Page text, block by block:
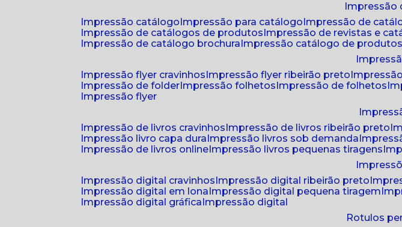
impressão
impressão catálogo impressão para catálogo impressão de
impressão de catálogos de produtos impressão de revistas e
impressão de catálogo brochura impressão catálogo de produtos
impressão flyer cravinhos impressão flyer ribeirão preto
impressão de folder impressão folhetos impressão de folhetos
impressão flyer
impressão de livros cravinhos impressão de livros ribeirão preto
impressão livro capa dura impressão livros sob demanda
impressão de livros online impressão livros pequenas tiragens
impressão digital cravinhos impressão digital ribeirão preto
impressão digital em lona impressão digital pequena tiragem
impressão digital gráfica impressão digital
rotulos